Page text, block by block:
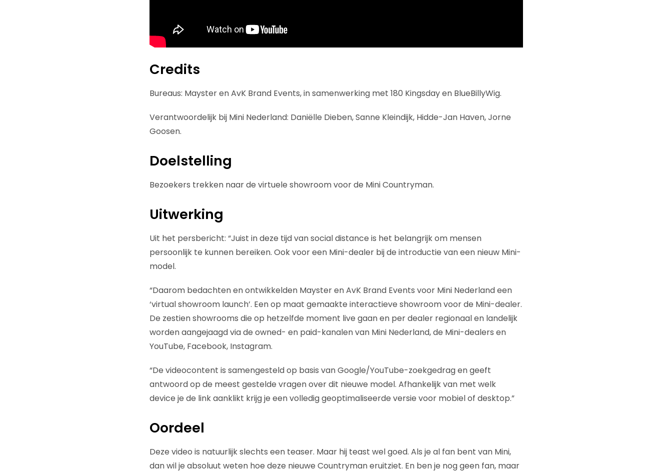
Credits
Bureaus: Mayster en AvK Brand Events, in samenwerking met 180 Kingsday en BlueBillyWig.
Verantwoordelijk bij Mini Nederland: Daniëlle Dieben, Sanne Kleindijk, Hidde-Jan Haven, Jorne
Goosen.
Doelstelling
Bezoekers trekken naar de virtuele showroom voor de Mini Countryman.
Uitwerking
Uit het persbericht: “Juist in deze tijd van social distance is het belangrijk om mensen
persoonlijk te kunnen bereiken. Ook voor een Mini-dealer bij de introductie van een nieuw Mini-
model.
“Daarom bedachten en ontwikkelden Mayster en AvK Brand Events voor Mini Nederland een
‘virtual showroom launch’. Een op maat gemaakte interactieve showroom voor de Mini-dealer.
De zestien showrooms die op hetzelfde moment live gaan en per dealer regionaal en landelijk
worden aangejaagd via de owned- en paid-kanalen van Mini Nederland, de Mini-dealers en
YouTube, Facebook, Instagram.
“De videocontent is samengesteld op basis van Google/YouTube-zoekgedrag en geeft
antwoord op de meest gestelde vragen over dit nieuwe model. Afhankelijk van met welk
device je de link aanklikt krijg je een volledig geoptimaliseerde versie voor mobiel of desktop.”
Oordeel
Deze video is natuurlijk slechts een teaser. Maar hij teast wel goed. Als je al fan bent van Mini,
dan wil je absoluut weten hoe deze nieuwe Countryman eruitziet. En ben je nog geen fan, maar